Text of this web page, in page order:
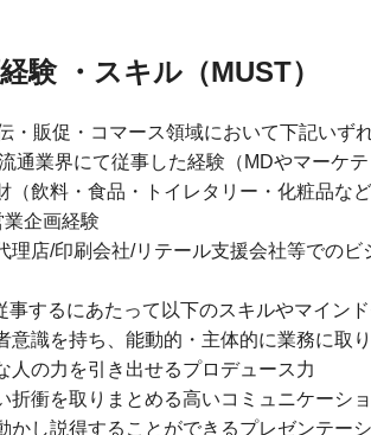
験 ・スキル（MUST）
・販促・コマース領域において下記いず
通業界にて従事した経験（MDやマーケテ
（飲料・食品・トイレタリー・化粧品な
業企画経験
理店/印刷会社/リテール支援会社等での
事するにあたって以下のスキルやマイン
意識を持ち、能動的・主体的に業務に取
人の力を引き出せるプロデュース力
折衝を取りまとめる高いコミュニケーシ
かし説得することができるプレゼンテー